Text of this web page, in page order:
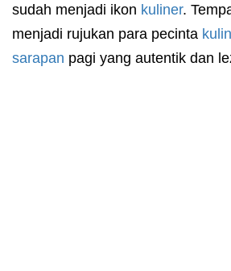
sudah menjadi ikon kuliner.
menjadi rujukan para pecinta
sarapan pagi yang autentik dan